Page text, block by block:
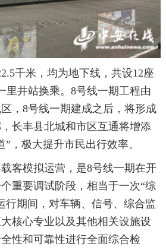
千米，均为地下线，共设12座
里井站换乘。8号线一期工程由
，8号线一期建成之后，将形成
长丰县北城和市区互通将增添
，极大提升市民出行效率。
模拟运营，是8号线一期在开
重要调试阶段，相当于一次“综
行期间，对车辆、信号、综合监
核心专业以及其他相关设施设
性和可靠性进行全面综合检